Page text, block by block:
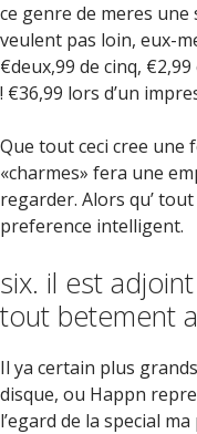
ce genre de meres
veulent pas loin, eux-
€deux,99 de cinq,
! €36,99 lors d’un
Que tout ceci cree une
«charmes» fera une
regarder. Alors qu’
preference intelligent.
six. il est
tout betement
Il ya certain plus
disque, ou Happn
l’egard de la special